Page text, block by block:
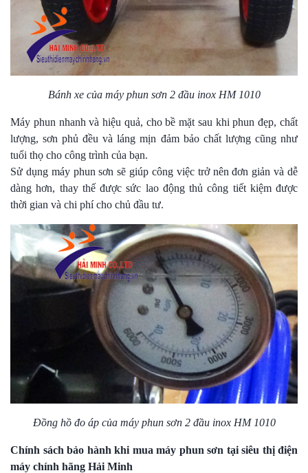
Bánh xe của máy phun sơn 2 đầu inox HM 1010
Máy phun nhanh và hiệu quả, cho bề mặt sau khi phun đẹp, chất
lượng, sơn phủ đều và láng mịn đảm bảo chất lượng cũng như
tuổi thọ cho công trình của bạn.
Sử dụng máy phun sơn sẽ giúp công việc trở nên đơn giản và dễ
dàng hơn, thay thế được sức lao động thủ công tiết kiệm được
thời gian và chi phí cho chủ đầu tư.
Đồng hồ đo áp của máy phun sơn 2 đầu inox HM 1010
Chính sách bảo hành khi mua máy phun sơn tại siêu thị điện
máy chính hãng Hải Minh